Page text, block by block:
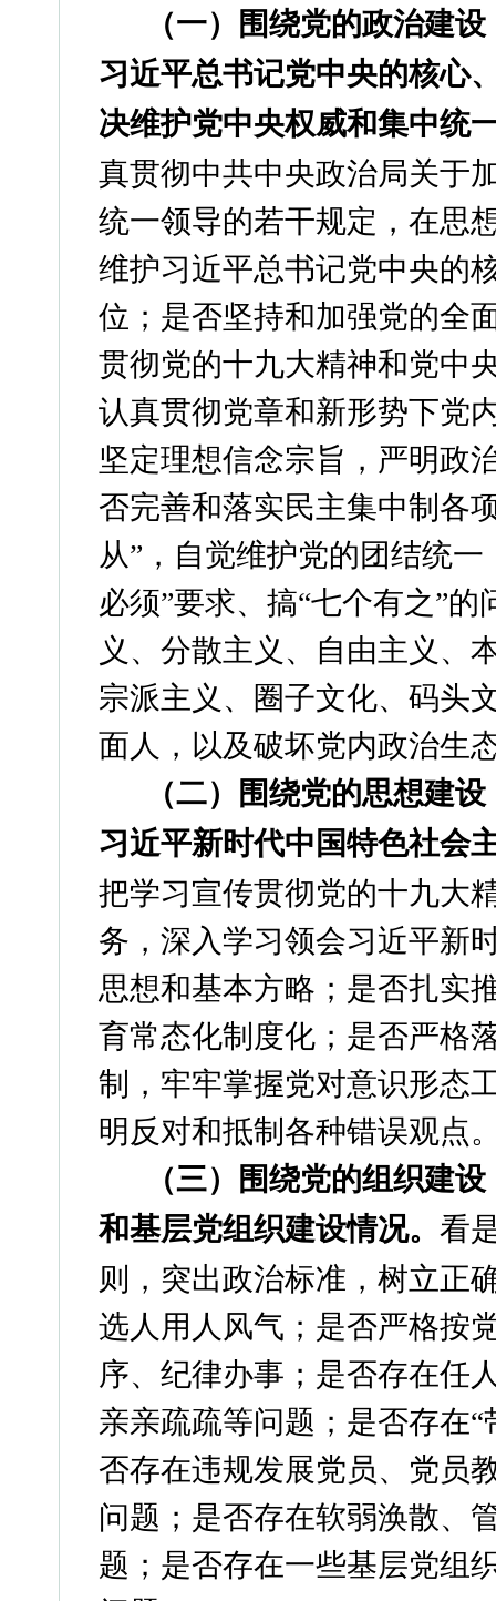
（一）围绕党的政治建
习近平总书记党中央的核心
决维护党中央权威和集中统
真贯彻中共中央政治局关于
统一领导的若干规定，在思
维护习近平总书记党中央的
位；是否坚持和加强党的全
贯彻党的十九大精神和党中
认真贯彻党章和新形势下党
坚定理想信念宗旨，严明政
否完善和落实民主集中制各
从”，自觉维护党的团结统
必须”要求、搞“七个有之”
义、分散主义、自由主义、
宗派主义、圈子文化、码头
面人，以及破坏党内政治生
（二）
围绕党的思想建
习近平新时代中国特色社会
把学习宣传贯彻党的十九大
务，深入学习领会习近平新
思想和基本方略；是否扎实
育常态化制度化；是否严格
制，牢牢掌握党对意识形态
明反对和抵制各种错误观点
（三）围绕党的组织建
和基层党组织建设情况。 看
则，突出政治标准，树立正
选人用人风气；是否严格按
序、纪律办事；是否存在任
亲亲疏疏等问题；是否存在
否存在违规发展党员、党员
问题；是否存在软弱涣散、
题；是否存在一些基层党组